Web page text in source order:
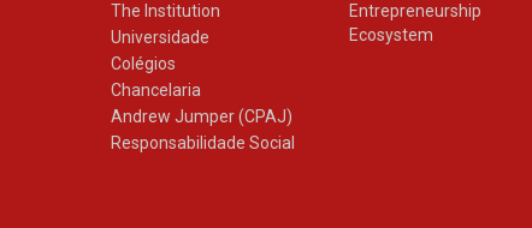
The Institution
Universidade
Colégios
Chancelaria
Andrew Jumper (CPAJ)
Responsabilidade Social
Entrepreneurship
Ecosystem